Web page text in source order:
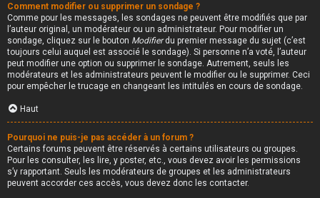
Comment modifier ou supprimer un sondage ?
Comme pour les messages, les sondages ne peuvent être modifiés que par
l’auteur original, un modérateur ou un administrateur. Pour modifier un
sondage, cliquez sur le bouton Modifierdu premier message du sujet (c’est
toujours celui auquel est associé le sondage). Si personne n’a voté, l’auteur
peut modifier une option ou supprimer le sondage. Autrement, seuls les
modérateurs et les administrateurs peuvent le modifier ou le supprimer. Ceci
pour empêcher le trucage en changeant les intitulés en cours de sondage.
Haut
Pourquoi ne puis-je pas accéder à un forum ?
Certains forums peuvent être réservés à certains utilisateurs ou groupes.
Pour les consulter, les lire, y poster, etc., vous devez avoir les permissions
s’y rapportant. Seuls les modérateurs de groupes et les administrateurs
peuvent accorder ces accès, vous devez donc les contacter.